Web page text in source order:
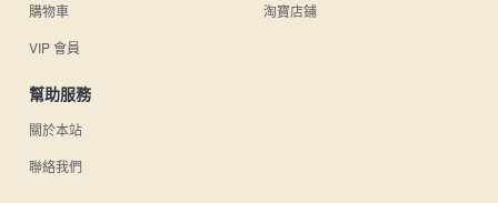
購物車
VIP 會員
淘寶店鋪
幫助服務
關於本站
聯絡我們